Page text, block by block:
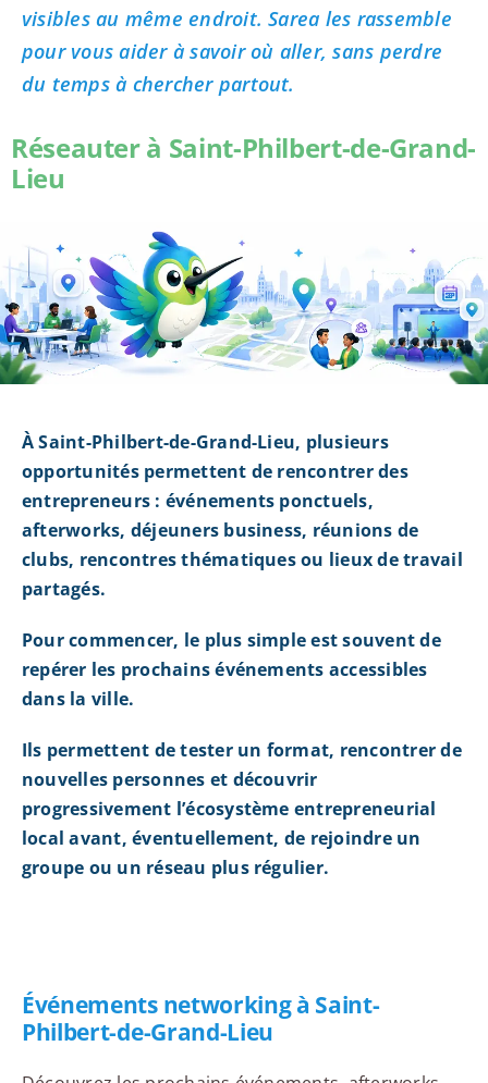
visibles au même endroit. Sarea les rassemble
pour vous aider à savoir où aller, sans perdre
du temps à chercher partout.
Réseauter à Saint-Philbert-de-Grand-
Lieu
À Saint-Philbert-de-Grand-Lieu, plusieurs
opportunités permettent de rencontrer des
entrepreneurs : événements ponctuels,
afterworks, déjeuners business, réunions de
clubs, rencontres thématiques ou lieux de travail
partagés.
Pour commencer, le plus simple est souvent de
repérer les prochains événements accessibles
dans la ville.
Ils permettent de tester un format, rencontrer de
nouvelles personnes et découvrir
progressivement l’écosystème entrepreneurial
local avant, éventuellement, de rejoindre un
groupe ou un réseau plus régulier.
Événements networking à Saint-
Philbert-de-Grand-Lieu